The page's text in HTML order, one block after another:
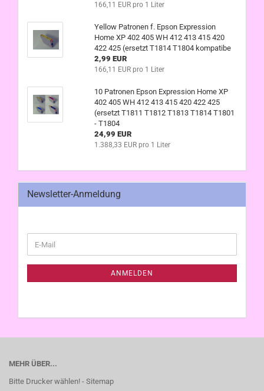
166,11 EUR pro 1 Liter
Yellow Patronen f. Epson Expression
Home XP 402 405 WH 412 413 415 420
422 425 (ersetzt T1814 T1804 kompatibe
2,99 EUR
166,11 EUR pro 1 Liter
10 Patronen Epson Expression Home XP
402 405 WH 412 413 415 420 422 425
(ersetzt T1811 T1812 T1813 T1814 T1801
- T1804
24,99 EUR
1.388,33 EUR pro 1 Liter
Newsletter-Anmeldung
ZUR
E-
Mail
ANMELDEN
MEHR ÜBER...
Bitte Drucker wählen! - Sitemap